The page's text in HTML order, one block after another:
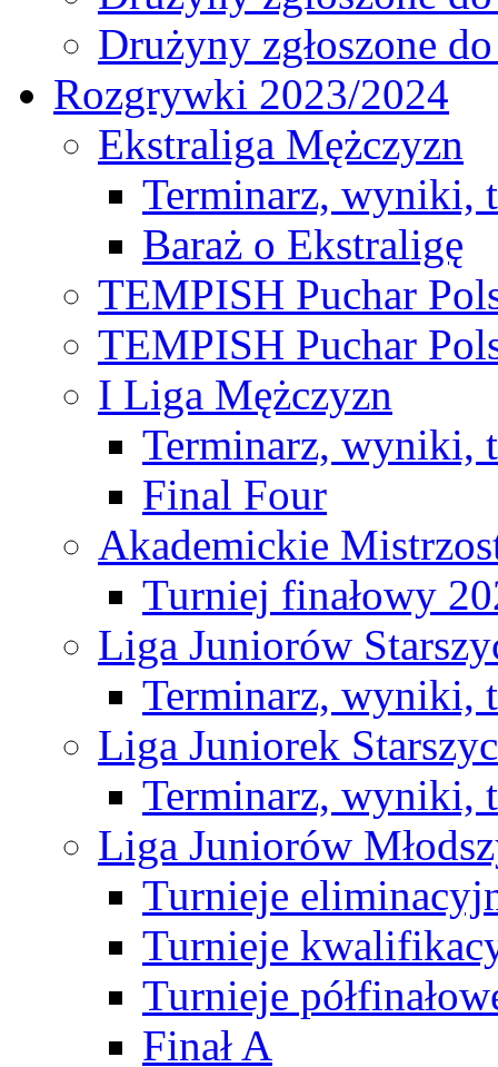
Drużyny zgłoszone
Rozgrywki 2023/2024
Ekstraliga Mężczyzn
Terminarz, wyniki,
Baraż o Ekstraligę
TEMPISH Puchar
TEMPISH Puchar
I Liga Mężczyzn
Terminarz, wyniki,
Final Four
Akademickie
Turniej finałowy
Liga Juniorów
Terminarz, wyniki,
Liga Juniorek
Terminarz, wyniki,
Liga Juniorów
Turnieje
Turnieje
Turnieje
Finał A